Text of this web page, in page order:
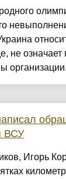
не означает
ВСУ
Игорь